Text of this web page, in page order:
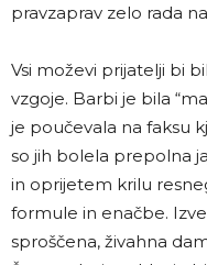
pravzaprav zelo rada
Vsi moževi prijatelji bi
vzgoje. Barbi je bila
je poučevala na faksu
so jih bolela prepolna
in oprijetem krilu
formule in enačbe.
sproščena, živahna